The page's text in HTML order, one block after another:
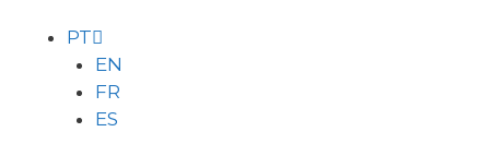
PT
EN
FR
ES